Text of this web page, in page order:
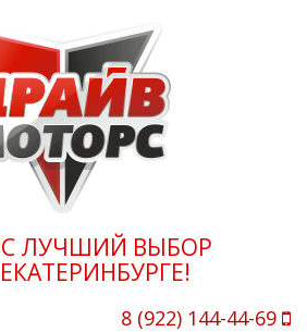
ЛУЧШИЙ ВЫБОР
8 (922) 144-44-69